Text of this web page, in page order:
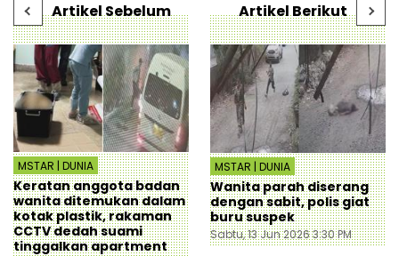
Artikel Sebelum
MSTAR | DUNIA
Keratan anggota badan
wanita ditemukan dalam
kotak plastik, rakaman
CCTV dedah suami
tinggalkan apartment
Artikel Berikut
MSTAR | DUNIA
Wanita parah diserang
dengan sabit, polis giat
buru suspek
Sabtu, 13 Jun 2026 3:30 PM